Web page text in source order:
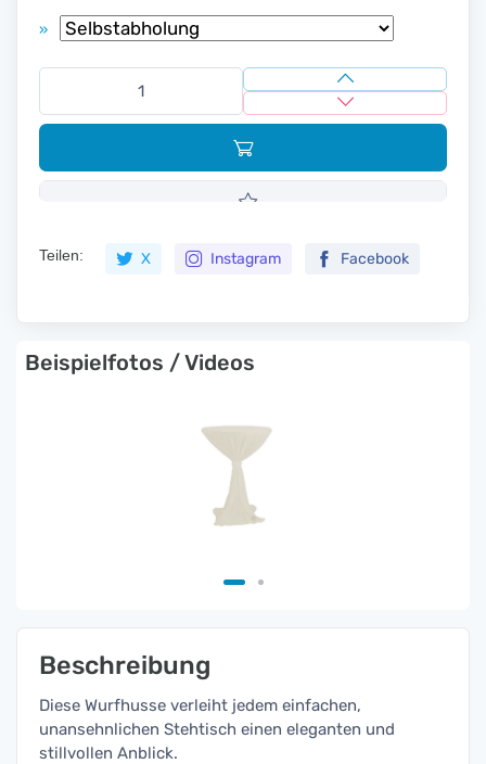
»
Teilen: X Instagram Facebook
Beispielfotos / Videos
Beschreibung
Diese Wurfhusse verleiht jedem einfachen,
unansehnlichen Stehtisch einen eleganten und
stillvollen Anblick.